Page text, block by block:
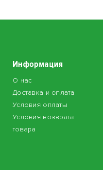
Информация
О нас
Доставка и оплата
Условия оплаты
Условия возврата
товара